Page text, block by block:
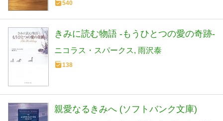
540
きみに読む物語 ‐もうひとつの愛の奇跡‐
ニコラス・スパークス 雨沢泰
138
親愛なるきみへ (ソフトバンク文庫)